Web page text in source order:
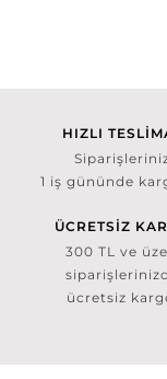
HIZLI
1 iş gününde
ÜCRETSİZ
300 TL ve
ücretsiz